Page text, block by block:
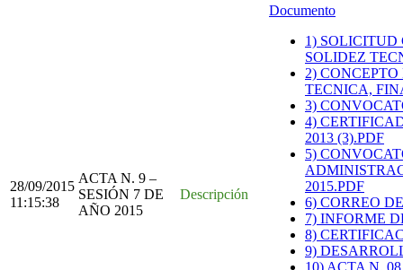
28/09/2015
11:15:38
ACTA N. 9 –
SESIÓN 7 DE
AÑO 2015
Descripción
Documento
1) SOLICITUD
SOLIDEZ
2)
TECNICA,
3)
4)
2013 (3).PDF
5)
2015.PDF
6) CORREO
7) INFORME
8)
9)
10) ACTA N.